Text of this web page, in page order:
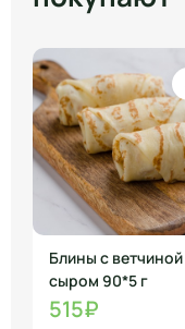
Блины с
сыром 90*5 г
515₽